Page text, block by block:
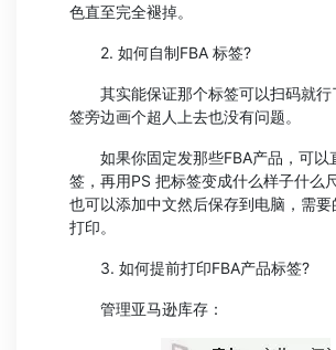
色直至完全褪掉。
2. 如何自制FBA 标签?
其实能保证那个标签可以扫码就行
签旁边画个超人上去也没有问题。
如果你固定发那些FBA产品，可以
签，再用PS 把标签变成什么样子什么
也可以添加中文然后保存到电脑，需
打印。
3. 如何提前打印FBA产品标签?
管理亚马逊库存：